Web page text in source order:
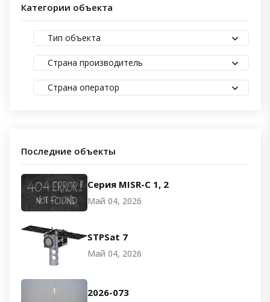
Категории объекта
Тип объекта
Страна производитель
Страна оператор
Последние объекты
Серия MISR-C 1, 2
Май 04, 2026
STPSat 7
Май 04, 2026
2026-073